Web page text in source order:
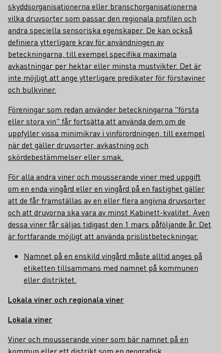
skyddsorganisationerna eller branschorganisationerna
vilka druvsorter som passar den regionala profilen och
andra speciella sensoriska egenskaper. De kan också
definiera ytterligare krav för användningen av
beteckningarna, till exempel specifika maximala
avkastningar per hektar eller minsta mustvikter. Det är
inte möjligt att ange ytterligare predikater för förstaviner
och bulkviner.
Föreningar som redan använder beteckningarna "första
eller stora vin" får fortsätta att använda dem om de
uppfyller vissa minimikrav i vinförordningen, till exempel
när det gäller druvsorter, avkastning och
skördebestämmelser eller smak.
För alla andra viner och mousserande viner med uppgift
om en enda vingård eller en vingård på en fastighet gäller
att de får framställas av en eller flera angivna druvsorter
och att druvorna ska vara av minst Kabinett-kvalitet. Även
dessa viner får säljas tidigast den 1 mars påföljande år. Det
är fortfarande möjligt att använda prislistbeteckningar.
Namnet på en enskild vingård måste alltid anges på
etiketten tillsammans med namnet på kommunen
eller distriktet.
Lokala viner och regionala viner
Lokala viner
Viner och mousserande viner som bär namnet på en
kommun eller ett distrikt som en geografisk